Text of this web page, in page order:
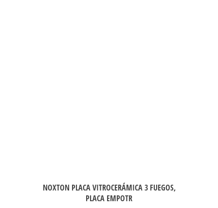
NOXTON PLACA VITROCERÁMICA 3 FUEGOS,
PLACA EMPOTR